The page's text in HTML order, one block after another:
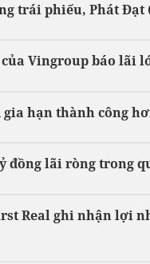
trái phiếu, Phát Đạt
của Vingroup báo lãi
hạn thành công
đồng lãi ròng trong
Real ghi nhận lợi